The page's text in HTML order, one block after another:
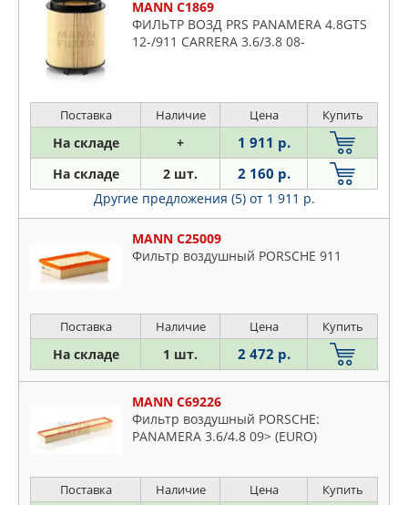
MANN C1869
ФИЛЬТР ВОЗД PRS PANAMERA 4.8GTS
12-/911 CARRERA 3.6/3.8 08-
Поставка Наличие Цена Купить
На складе + 1 911 р.
На складе 2 шт. 2 160 р.
Другие предложения (5) от 1 911 р.
MANN C25009
Фильтр воздушный PORSCHE 911
Поставка Наличие Цена Купить
На складе 1 шт. 2 472 р.
MANN C69226
Фильтр воздушный PORSCHE:
PANAMERA 3.6/4.8 09> (EURO)
Поставка Наличие Цена Купить